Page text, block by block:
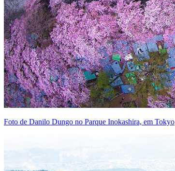
Foto de Danilo Dungo no Parque Inokashira, em Tokyo